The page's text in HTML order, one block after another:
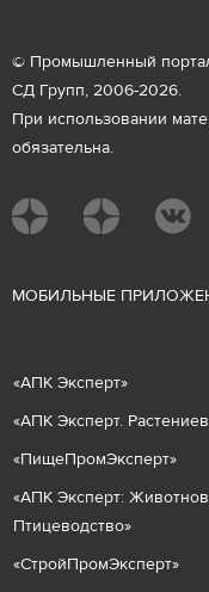
© Промышленный
СД Групп, 2006-2026.
При использовании
обязательна.
МОБИЛЬНЫЕ
«АПК Эксперт»
«АПК Эксперт.
«ПищеПромЭксперт»
«АПК Эксперт: Животнов
Птицеводство»
«СтройПромЭксперт»